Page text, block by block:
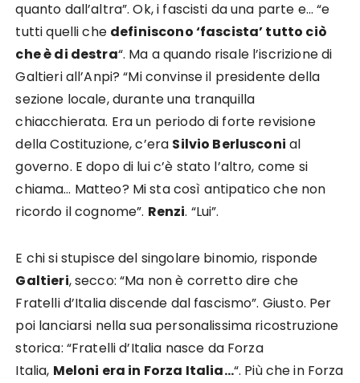
quanto dall’altra”. Ok, i fascisti da una parte e… “e
tutti quelli che definiscono ‘fascista’ tutto ciò
che è di destra“. Ma a quando risale l’iscrizione di
Galtieri all’Anpi? “Mi convinse il presidente della
sezione locale, durante una tranquilla
chiacchierata. Era un periodo di forte revisione
della Costituzione, c’era Silvio Berlusconi al
governo. E dopo di lui c’è stato l’altro, come si
chiama… Matteo? Mi sta così antipatico che non
ricordo il cognome”. Renzi. “Lui”.
E chi si stupisce del singolare binomio, risponde
Galtieri, secco: “Ma non è corretto dire che
Fratelli d’Italia discende dal fascismo”. Giusto. Per
poi lanciarsi nella sua personalissima ricostruzione
storica: “Fratelli d’Italia nasce da Forza
Italia, Meloni era in Forza Italia…“. Più che in Forza